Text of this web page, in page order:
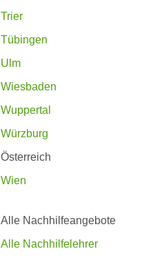
Trier
Tübingen
Ulm
Wiesbaden
Wuppertal
Würzburg
Österreich
Wien
Alle Nachhilfeangebote
Alle Nachhilfelehrer